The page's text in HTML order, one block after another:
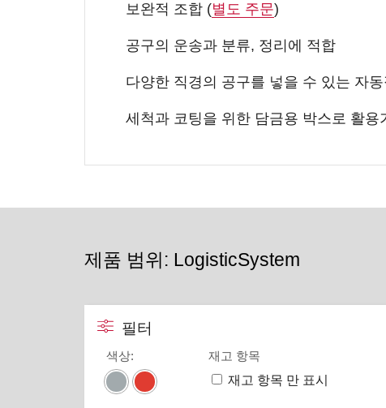
보완적 조합 (별도 주문)
공구의 운송과 분류, 정리에 적합
다양한 직경의 공구를 넣을 수 있는 자
세척과 코팅을 위한 담금용 박스로 활용
제품 범위: LogisticSystem
필터
색상:
재고 항목
재고 항목 만 표시